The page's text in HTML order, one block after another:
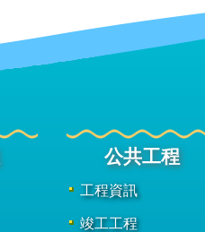
公共工程
工程資訊
竣工工程